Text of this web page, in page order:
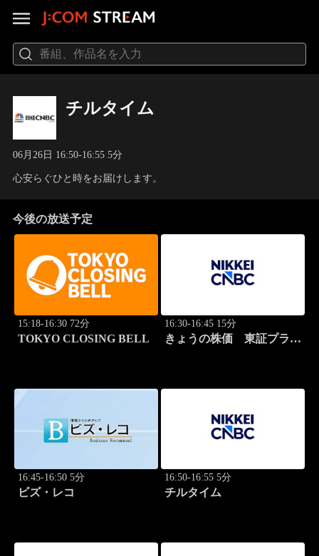
チルタイム
06月26日 16:50-16:55 5分
心安らぐひと時をお届けします。
今後の放送予定
15:18-16:30 72分
TOKYO CLOSING BELL
16:30-16:45 15分
きょうの株価 東証プライ
16:45-16:50 5分
ビズ・レコ
16:50-16:55 5分
チルタイム